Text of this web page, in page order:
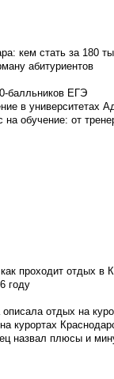
кем стать за 180
абитуриентов
балльников ЕГЭ
в университетах
обучение: от
проходит отдых в
году
отдых на
курортах
назвал плюсы и